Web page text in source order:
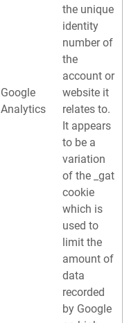
Google
Analytics
the unique
identity
number of
the
account or
website it
relates to.
It appears
to be a
variation
of the _gat
cookie
which is
used to
limit the
amount of
data
recorded
by Google